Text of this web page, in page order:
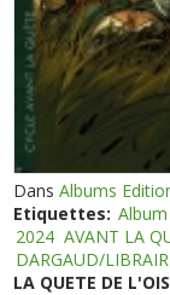
DansAlbums
Etiquettes: Album
2024 AVANT LA
DARGAUD/
LA QUETE DE